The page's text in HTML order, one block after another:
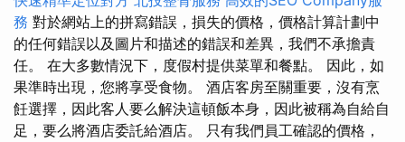
務 對於網站上的拼寫錯誤，損失的價格，價格計算計劃中
的任何錯誤以及圖片和描述的錯誤和差異，我們不承擔責
任。 在大多數情況下，度假村提供菜單和餐點。 因此，如
果準時出現，您將享受食物。 酒店客房至關重要，沒有烹
飪選擇，因此客人要么解決這頓飯本身，因此被稱為自給自
足，要么將酒店委託給酒店。 只有我們員工確認的價格，